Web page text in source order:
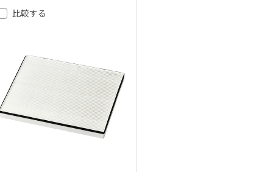
比較する